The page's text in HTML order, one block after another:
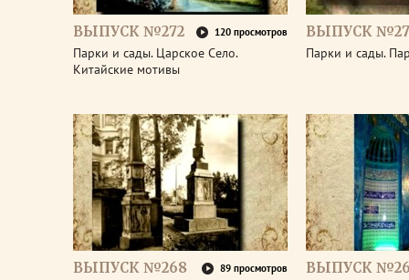
ВЫПУСК №272 120 просмотров
Парки и сады. Царское Село.
Китайские мотивы
ВЫПУСК
Парки и сады.
ВЫПУСК №268 89 просмотров ВЫПУСК